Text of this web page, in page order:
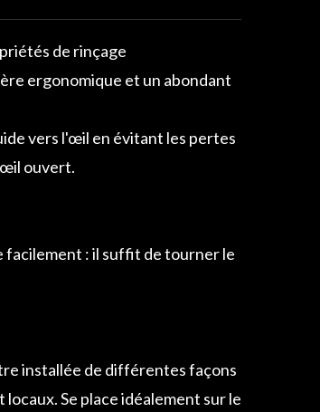
de rinçage
ergonomique et un abondant
vers l'œil en évitant les pertes
ouvert.
facilement : il suffit de tourner le
installée de différentes façons
Se place idéalement sur le